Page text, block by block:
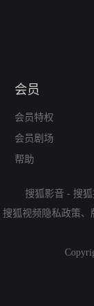
会员
会员特权
会员剧场
帮助
搜狐影音 - 搜
搜狐视频隐私政策、